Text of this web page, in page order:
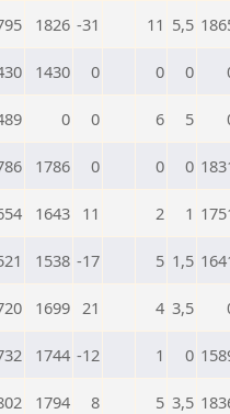
1826 -31 11 5,5
1430 0 0 0
0 0 6 5
1786 0 0 0
1643 11 2 1
1538 -17 5 1,5
1699 21 4 3,5
1744 -12 1 0
1794 8 5 3,5